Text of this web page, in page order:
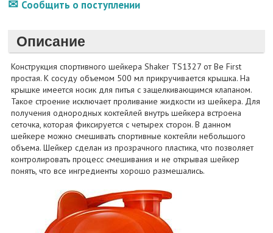
Сообщить о поступлении
Описание
Конструкция спортивного шейкера Shaker TS1327 от Be First
простая. К сосуду объемом 500 мл прикручивается крышка. На
крышке имеется носик для питья с защелкивающимся клапаном.
Такое строение исключает проливание жидкости из шейкера. Для
получения однородных коктейлей внутрь шейкера встроена
сеточка, которая фиксируется с четырех сторон. В данном
шейкере можно смешивать спортивные коктейли небольшого
объема. Шейкер сделан из прозрачного пластика, что позволяет
контролировать процесс смешивания и не открывая шейкер
понять, что все ингредиенты хорошо размешались.